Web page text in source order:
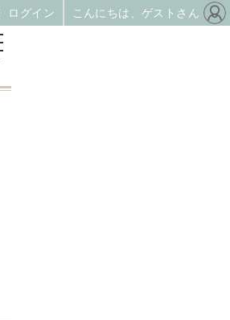
ログイン こんにちは、ゲストさん